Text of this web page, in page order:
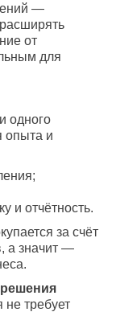
—
от
для
одного
опыта и
и отчётность.
за счёт
а значит —
требует